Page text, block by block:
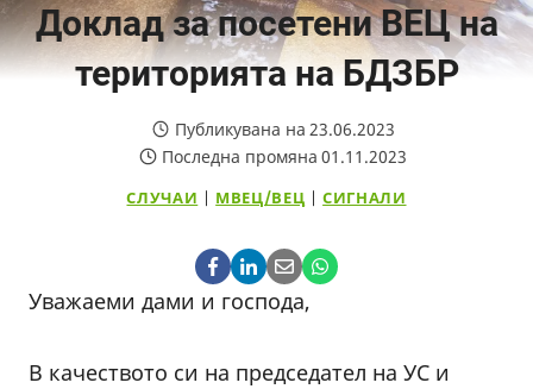
Доклад за посетени ВЕЦ на
територията на БДЗБР
Публикувана на 23.06.2023
Последна промяна 01.11.2023
СЛУЧАИ | МВЕЦ/ВЕЦ |СИГНАЛИ
Уважаеми дами и господа,
В качеството си на председател на УС и